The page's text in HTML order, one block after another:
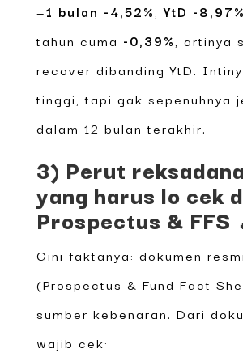
—1 bulan -4,52% ,YtD -8,97%
tahun cuma -0,39% , artinya
recover dibanding YtD.
tinggi, tapi gak sepenuhnya
dalam 12 bulan terakhir.
3) Perut
yang harus lo cek
Prospectus & FFS
Gini faktanya: dokumen resmi
(Prospectus & Fund Fact
sumber kebenaran. Dari
wajib cek: